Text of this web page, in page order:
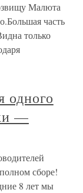
Малюта
часть
только
одного
—
сборе!
8 лет мы